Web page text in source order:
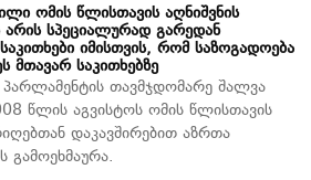
ომის წლისთავის აღნიშვნის
არის სპეციალურად გარედან
იმისთვის, რომ საზოგადოება
მთავარ საკითხებზე
თავმჯდომარე შალვა
წლის აგვისტოს ომის წლისთავის
დაკავშირებით აზრთა
გამოეხმაურა.